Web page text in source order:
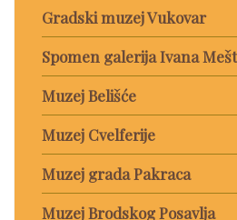
Gradski muzej Vukovar
Spomen galerija Ivana
Muzej Belišće
Muzej Cvelferije
Muzej grada Pakraca
Muzej Brodskog Posavlja